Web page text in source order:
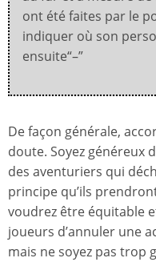
ont été faites par le
indiquer où son
ensuite“–”
De façon générale,
doute. Soyez généreux
des aventuriers qui
principe qu’ils
voudrez être équitable
joueurs d’annuler une
mais ne soyez pas trop